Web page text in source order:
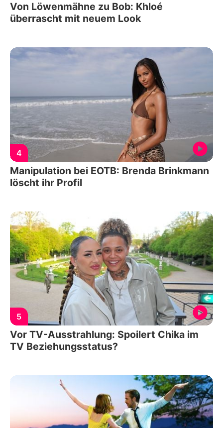
Von Löwenmähne zu Bob: Khloé
überrascht mit neuem Look
4
Manipulation bei EOTB: Brenda Brinkmann
löscht ihr Profil
5
Vor TV-Ausstrahlung: Spoilert Chika im
TV Beziehungsstatus?